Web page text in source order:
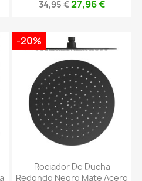
34,95 €27,96 €
Rociador De Ducha
Redondo Negro Mate Acero
-20%